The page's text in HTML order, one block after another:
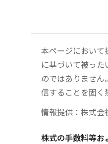
本ページにおいて
に基づいて被っ
のではありませ
信することを固く
情報提供：株式会
株式の手数料等お